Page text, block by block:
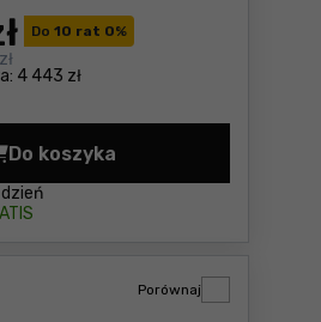
Do 10 rat 0%
4 443 zł
dzień
Do koszyka
Młot udarowo-obrotowy
Porównaj